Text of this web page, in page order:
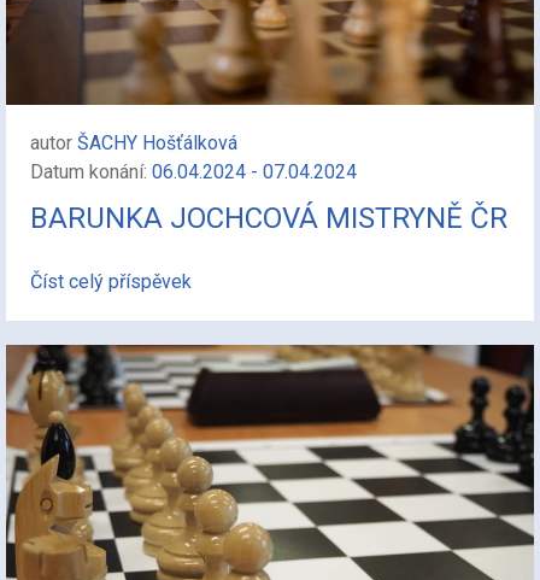
autor ŠACHY Hošťálková
Datum konání: 06.04.2024 - 07.04.2024
BARUNKA JOCHCOVÁ MISTRYNĚ ČR
Číst celý příspěvek